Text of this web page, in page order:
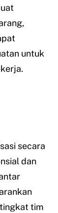
untuk
secara
dan
tim